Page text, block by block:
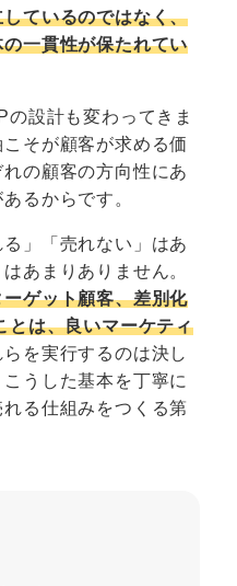
ているのではなく、
一貫性が保たれてい
設計も変わってきま
そが顧客が求める価
の顧客の方向性にあ
るからです。
」「売れない」はあ
あまりありません。
ゲット顧客、差別化
とは、良いマーケティ
を実行するのは決し
うした基本を丁寧に
る仕組みをつくる第